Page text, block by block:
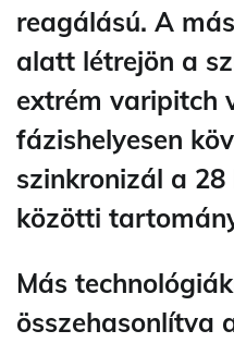
reagálású. A
alatt létrejön a
extrém varipitch
fázishelyesen
szinkronizál a
közötti
Más
összehasonlítva